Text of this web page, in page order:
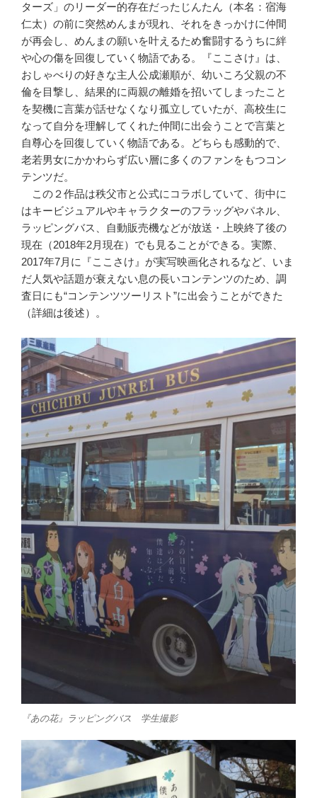
ターズ」のリーダー的存在だったじんたん（本名：宿海
仁太）の前に突然めんまが現れ、それをきっかけに仲間
が再会し、めんまの願いを叶えるため奮闘するうちに絆
や心の傷を回復していく物語である。『ここさけ』は、
おしゃべりの好きな主人公成瀬順が、幼いころ父親の不
倫を目撃し、結果的に両親の離婚を招いてしまったこと
を契機に言葉が話せなくなり孤立していたが、高校生に
なって自分を理解してくれた仲間に出会うことで言葉と
自尊心を回復していく物語である。どちらも感動的で、
老若男女にかかわらず広い層に多くのファンをもつコン
テンツだ。
この２作品は秩父市と公式にコラボしていて、街中に
はキービジュアルやキャラクターのフラッグやパネル、
ラッピングバス、自動販売機などが放送・上映終了後の
現在（2018年2月現在）でも見ることができる。実際、
2017年7月に『ここさけ』が実写映画化されるなど、いま
だ人気や話題が衰えない息の長いコンテンツのため、調
査日にも“コンテンツツーリスト”に出会うことができた
（詳細は後述）。
『あの花』ラッピングバス 学生撮影